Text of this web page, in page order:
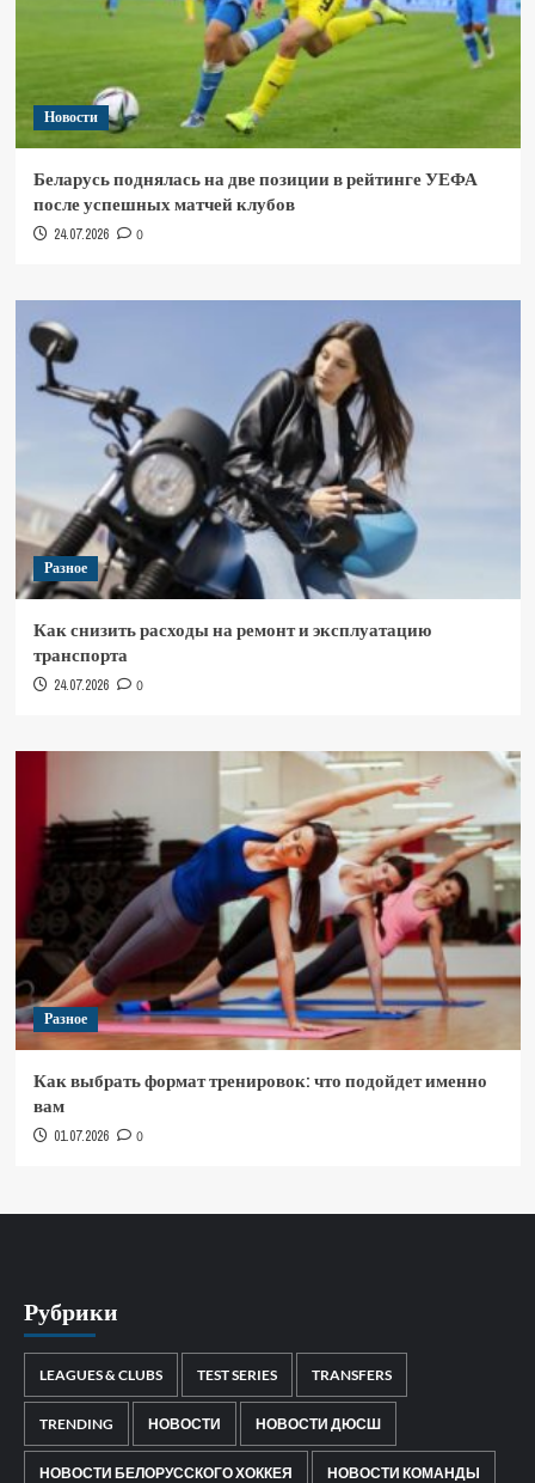
Новости
Беларусь поднялась на две позиции в рейтинге УЕФА
после успешных матчей клубов
24.07.2026 0
Разное
Как снизить расходы на ремонт и эксплуатацию
транспорта
24.07.2026 0
Разное
Как выбрать формат тренировок: что подойдет именно
вам
01.07.2026 0
Рубрики
LEAGUES & CLUBS TEST SERIES TRANSFERS
TRENDING НОВОСТИ НОВОСТИ ДЮСШ
НОВОСТИ БЕЛОРУССКОГО ХОККЕЯ НОВОСТИ КОМАНДЫ